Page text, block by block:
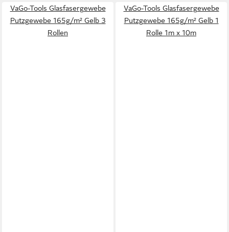
VaGo-Tools Glasfasergewebe
Putzgewebe 165g/m² Gelb 3
Rollen
VaGo-Tools Glasfasergewebe
Putzgewebe 165g/m² Gelb 1
Rolle 1m x 10m